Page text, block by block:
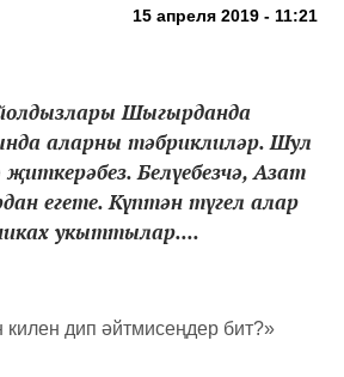
15 апреля 2019 - 11:21
Шыгырданда
аларны тәбриклиләр. Шул
җиткерәбез. Белүебезчә, Азат
егете. Күптән түгел алар
укыттылар....